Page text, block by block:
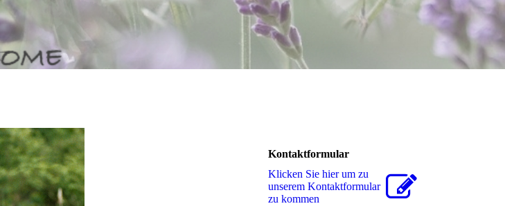
Kontaktformular
Klicken Sie hier um zu
unserem Kon­takt­for­mu­lar
zu kommen